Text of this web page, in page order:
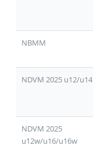
NBMM
NDVM 2025 u12/u14
NDVM 2025
u12w/u16/u16w